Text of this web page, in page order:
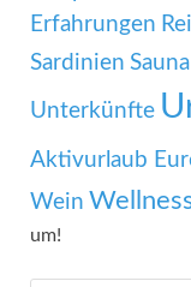
Erfahrungen
Sardinien Sauna
Unterkünfte
Aktivurlaub
Wein
um!